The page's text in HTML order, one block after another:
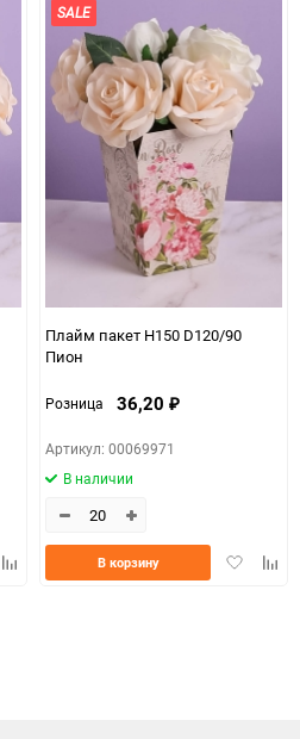
800
шт
Добавить
SALE
Плайм пакет H150 D120/90
Пион
Розница 36,20 ₽
Артикул: 00069971
В наличии
Добавить
В корзину